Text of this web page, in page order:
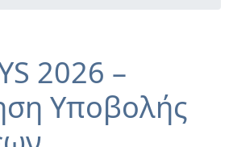
2026 –
Υποβολής